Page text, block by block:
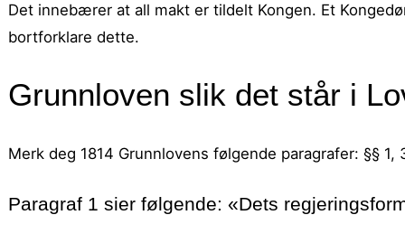
Det innebærer at all makt er tildelt Kongen. Et
bortforklare dette.
Grunnloven slik det står i
Merk deg 1814 Grunnlovens følgende paragrafer: §§ 1,
Paragraf 1 sier følgende: «Dets